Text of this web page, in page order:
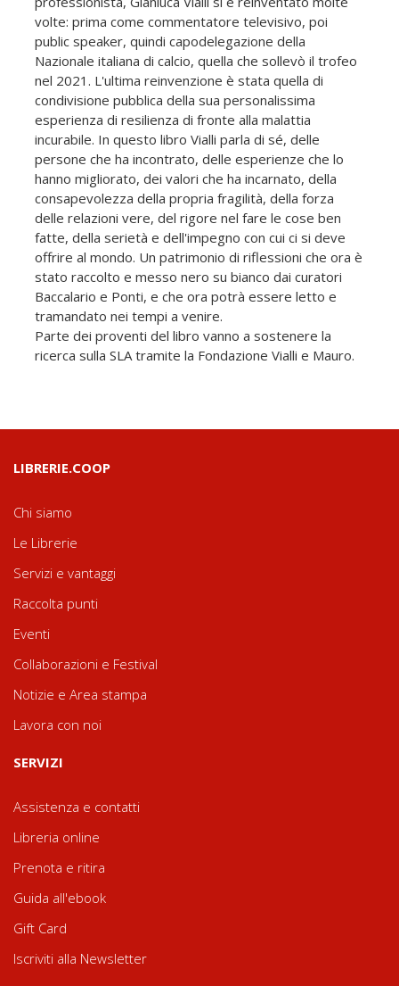
volte: prima come commentatore televisivo, poi
public speaker, quindi capodelegazione della
Nazionale italiana di calcio, quella che sollevò il trofeo
nel 2021. L'ultima reinvenzione è stata quella di
condivisione pubblica della sua personalissima
esperienza di resilienza di fronte alla malattia
incurabile. In questo libro Vialli parla di sé, delle
persone che ha incontrato, delle esperienze che lo
hanno migliorato, dei valori che ha incarnato, della
consapevolezza della propria fragilità, della forza
delle relazioni vere, del rigore nel fare le cose ben
fatte, della serietà e dell'impegno con cui ci si deve
offrire al mondo. Un patrimonio di riflessioni che ora è
stato raccolto e messo nero su bianco dai curatori
Baccalario e Ponti, e che ora potrà essere letto e
tramandato nei tempi a venire.
Parte dei proventi del libro vanno a sostenere la
ricerca sulla SLA tramite la Fondazione Vialli e Mauro.
LIBRERIE.COOP
Chi siamo
Le Librerie
Servizi e vantaggi
Raccolta punti
Eventi
Collaborazioni e Festival
Notizie e Area stampa
Lavora con noi
SERVIZI
Assistenza e contatti
Libreria online
Prenota e ritira
Guida all'ebook
Gift Card
Iscriviti alla Newsletter